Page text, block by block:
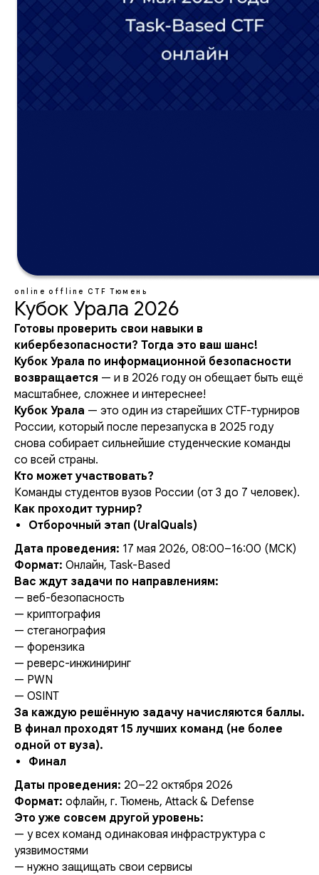
online offline CTF Тюмень
Кубок Урала 2026
Готовы проверить свои навыки в
кибербезопасности? Тогда это ваш шанс!
Кубок Урала по информационной безопасности
возвращается — и в 2026 году он обещает быть ещё
масштабнее, сложнее и интереснее!
Кубок Урала — это один из старейших CTF-турниров
России, который после перезапуска в 2025 году
снова собирает сильнейшие студенческие команды
со всей страны.
Кто может участвовать?
Команды студентов вузов России (от 3 до 7 человек).
Как проходит турнир?
Отборочный этап (UralQuals)
Дата проведения: 17 мая 2026, 08:00–16:00 (МСК)
Формат: Онлайн, Task-Based
Вас ждут задачи по направлениям:
— веб-безопасность
— криптография
— стеганография
— форензика
— реверс-инжиниринг
— PWN
— OSINT
За каждую решённую задачу начисляются баллы.
В финал проходят 15 лучших команд (не более
одной от вуза).
Финал
Даты проведения: 20–22 октября 2026
Формат: офлайн, г. Тюмень, Attack & Defense
Это уже совсем другой уровень:
— у всех команд одинаковая инфраструктура с
уязвимостями
— нужно защищать свои сервисы